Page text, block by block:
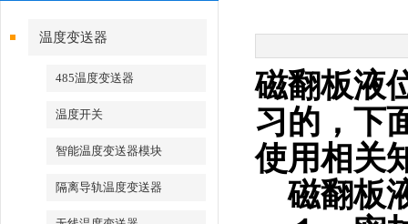
温度变送器
485温度变送器
温度开关
智能温度变送器模块
隔离导轨温度变送器
磁翻板液
习的，下
使用相关
磁翻板